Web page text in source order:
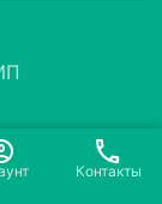
Контакты